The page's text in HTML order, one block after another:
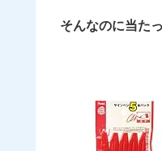
そんなのに当た